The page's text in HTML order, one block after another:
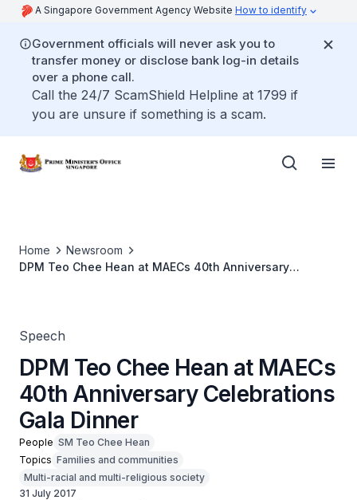
A Singapore Government Agency Website How to identify
Government officials will never ask you to
transfer money or disclose bank log-in details
over a phone call.
Call the 24/7 ScamShield Helpline at 1799 if
you are unsure if something is a scam.
Home
Newsroom
DPM Teo Chee Hean at MAECs 40th Anniversary
Speech
DPM Teo Chee Hean at MAECs
40th Anniversary Celebrations
Gala Dinner
People SM Teo Chee Hean
Topics Families and communities
Multi-racial and multi-religious society
31 July 2017